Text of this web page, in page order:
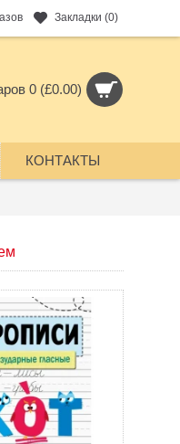
Закладки (0)
0 (£0.00)
КОНТАКТЫ